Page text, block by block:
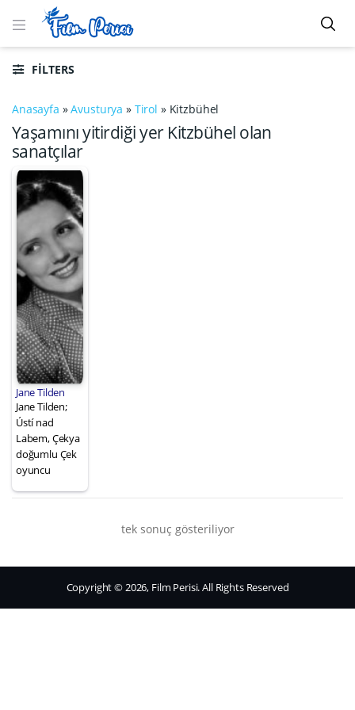
FILTERS
Anasayfa »Avusturya » Tirol » Kitzbühel
Yaşamını yitirdiği yer Kitzbühel olan
sanatçılar
Jane Tilden
Jane Tilden;
Ústí nad
Labem, Çekya
doğumlu Çek
oyuncu
tek sonuç gösteriliyor
Copyright © 2026, Film Perisi. All Rights Reserved